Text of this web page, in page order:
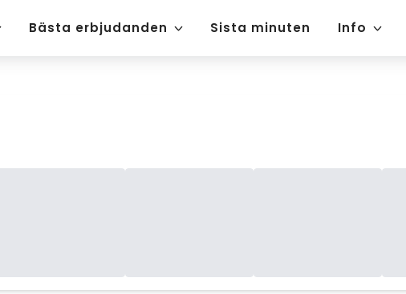
Bästa erbjudanden Sista minuten Info